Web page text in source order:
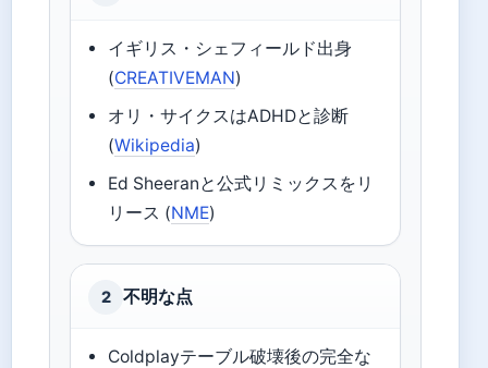
イギリス・シェフィールド出身
(CREATIVEMAN)
オリ・サイクスはADHDと診断
(Wikipedia)
Ed Sheeranと公式リミックスをリ
リース (NME)
2 不明な点
Coldplayテーブル破壊後の完全な